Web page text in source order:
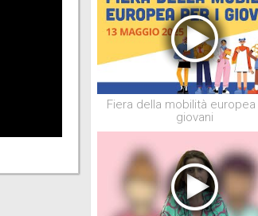
Fiera della mobilità
giovani